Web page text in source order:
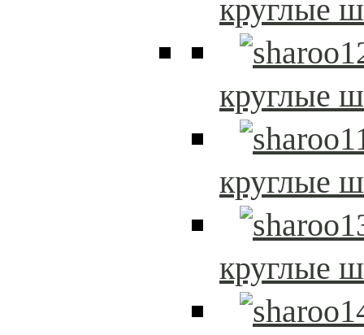
круглые
круглые
круглые
круглые